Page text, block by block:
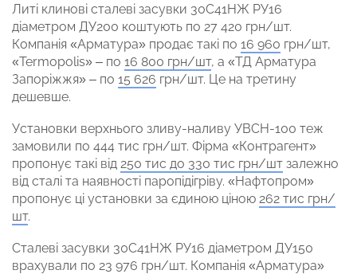
Литі клинові сталеві засувки 30С41НЖ РУ16
діаметром ДУ200 коштують по 27 420 грн/шт.
Компанія «Арматура» продає такі по 16 960 грн/шт,
«Termopolis» – по 16 800 грн/шт, а «ТД Арматура
Запоріжжя» – по 15 626 грн/шт. Це на третину
дешевше.
Установки верхнього зливу-наливу УВСН-100 теж
замовили по 444 тис грн/шт. Фірма «Контрагент»
пропонує такі від 250 тис до 330 тис грн/шт залежно
від сталі та наявності паропідігріву. «Нафтопром»
пропонує ці установки за єдиною ціною 262 тис грн/
шт.
Сталеві засувки 30С41НЖ РУ16 діаметром ДУ150
врахували по 23 976 грн/шт. Компанія «Арматура»